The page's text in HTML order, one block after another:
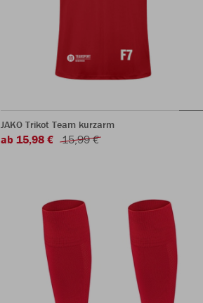
JAKO Trikot Team kurzarm
ab 15,98 € 15,99 €